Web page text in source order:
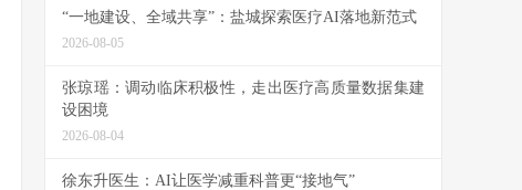
“一地建设、全域共享”：盐城探索医疗AI落地新范式
2026-08-05
张琼瑶：调动临床积极性，走出医疗高质量数据集建
设困境
2026-08-04
徐东升医生：AI让医学减重科普更“接地气”